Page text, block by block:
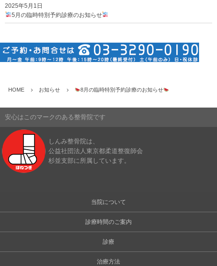
2025年5月1日
5月の臨時特別予約診療のお知らせ
HOME お知らせ 8月の臨時特別予約診療のお知らせ
安心はこのマークのある整骨院です
しんみ整骨院は、
公益社団法人東京都柔道整復師会
杉並支部に所属しています。
当院について
診療時間のご案内
診療
治療方法